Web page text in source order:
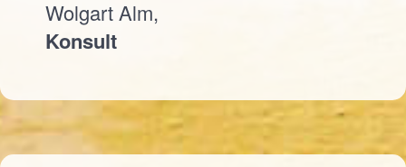
Wolgart Alm,
Konsult